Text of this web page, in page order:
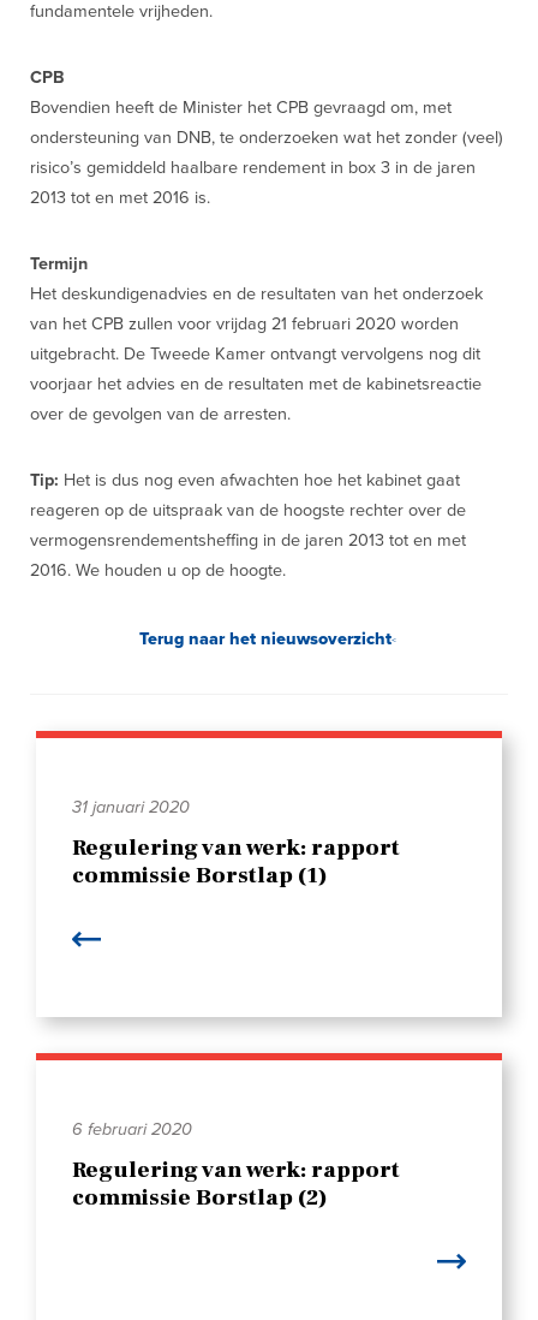
fundamentele vrijheden.
CPB
Bovendien heeft de Minister het CPB gevraagd om, met
ondersteuning van DNB, te onderzoeken wat het zonder (veel)
risico’s gemiddeld haalbare rendement in box 3 in de jaren
2013 tot en met 2016 is.
Termijn
Het deskundigenadvies en de resultaten van het onderzoek
van het CPB zullen voor vrijdag 21 februari 2020 worden
uitgebracht. De Tweede Kamer ontvangt vervolgens nog dit
voorjaar het advies en de resultaten met de kabinetsreactie
over de gevolgen van de arresten.
Tip: Het is dus nog even afwachten hoe het kabinet gaat
reageren op de uitspraak van de hoogste rechter over de
vermogensrendementsheffing in de jaren 2013 tot en met
2016. We houden u op de hoogte.
Terug naar het nieuwsoverzicht
31 januari 2020
Regulering van werk: rapport
commissie Borstlap (1)
6 februari 2020
Regulering van werk: rapport
commissie Borstlap (2)